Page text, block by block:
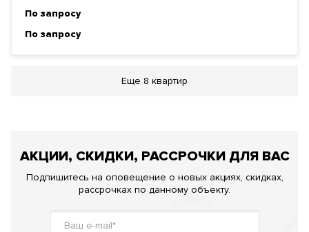
По запросу
По запросу
Еще 8 квартир
АКЦИИ, СКИДКИ, РАССРОЧКИ ДЛЯ ВАС
Подпишитесь на оповещение о новых акциях, скидках,
рассрочках по данному объекту.